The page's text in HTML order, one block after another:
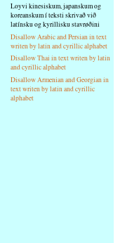
Loyvi kinesiskum, japanskum og
koreanskum í teksti skrivað við
latínsku og kyrillisku stavrøðini
Disallow Arabic and Persian in text
writen by latin and cyrillic alphabet
Disallow Thai in text writen by latin
and cyrillic alphabet
Disallow Armenian and Georgian in
text writen by latin and cyrillic
alphabet